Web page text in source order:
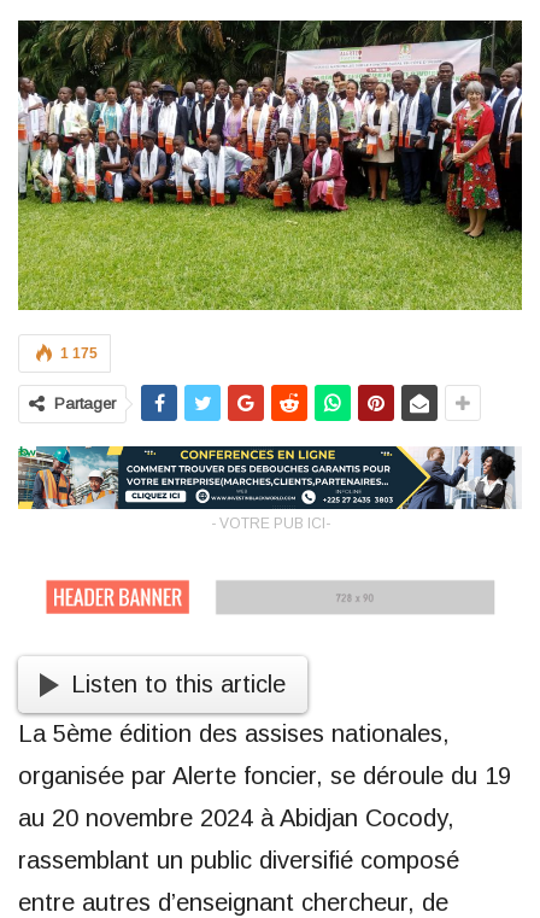
1 175
Partager
- VOTRE PUB ICI-
Listen to this article
La 5ème édition des assises nationales,
organisée par Alerte foncier, se déroule du 19
au 20 novembre 2024 à Abidjan Cocody,
rassemblant un public diversifié composé
entre autres d’enseignant chercheur, de